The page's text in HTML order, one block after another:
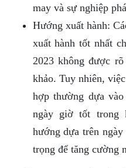
may và sự nghiệp
Hướng xuất hành:
xuất hành tốt nhất
2023 không được
khảo. Tuy nhiên,
hợp thường dựa
ngày giờ tốt
hướng dựa trên
trọng để tăng cường